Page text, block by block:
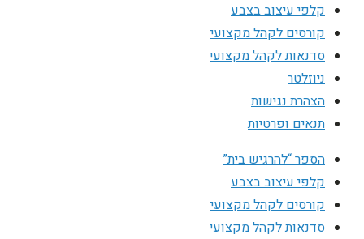
קלפי עיצוב בצבע
קורסים לקהל מקצועי
סדנאות לקהל מקצועי
ניוזלטר
הצהרת נגישות
תנאים ופרטיות
הספר “להרגיש בית”
קלפי עיצוב בצבע
קורסים לקהל מקצועי
סדנאות לקהל מקצועי